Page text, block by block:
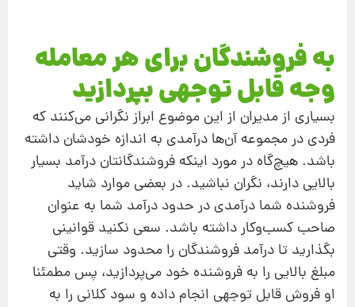
به فروشندگان برای هر معامله
وجه قابل‌ توجهی بپردازید
بسیاری از مدیران از اين موضوع ابراز نگرانی می‌کنند که
فردی در مجموعه آن‌ها درآمدی به اندازه خودشان داشته
باشد. هیچ‌گاه در مورد اینکه فروشندگانتان درآمد بسیار
بالایی دارند، نگران نباشید. در بعضی موارد شاید
فروشنده شما درآمدی در حدود درآمد شما به عنوان
صاحب کسب‌و‌کار داشته باشد. سعی نکنید قوانینی
بگذارید تا درآمد فروشندگان را محدود سازید. وقتی
مبلغ بالایی را به فروشنده خود می‌پردازید، پس مطمئنا
او فروش قابل‌ توجهی انجام داده و سود کلانی را به